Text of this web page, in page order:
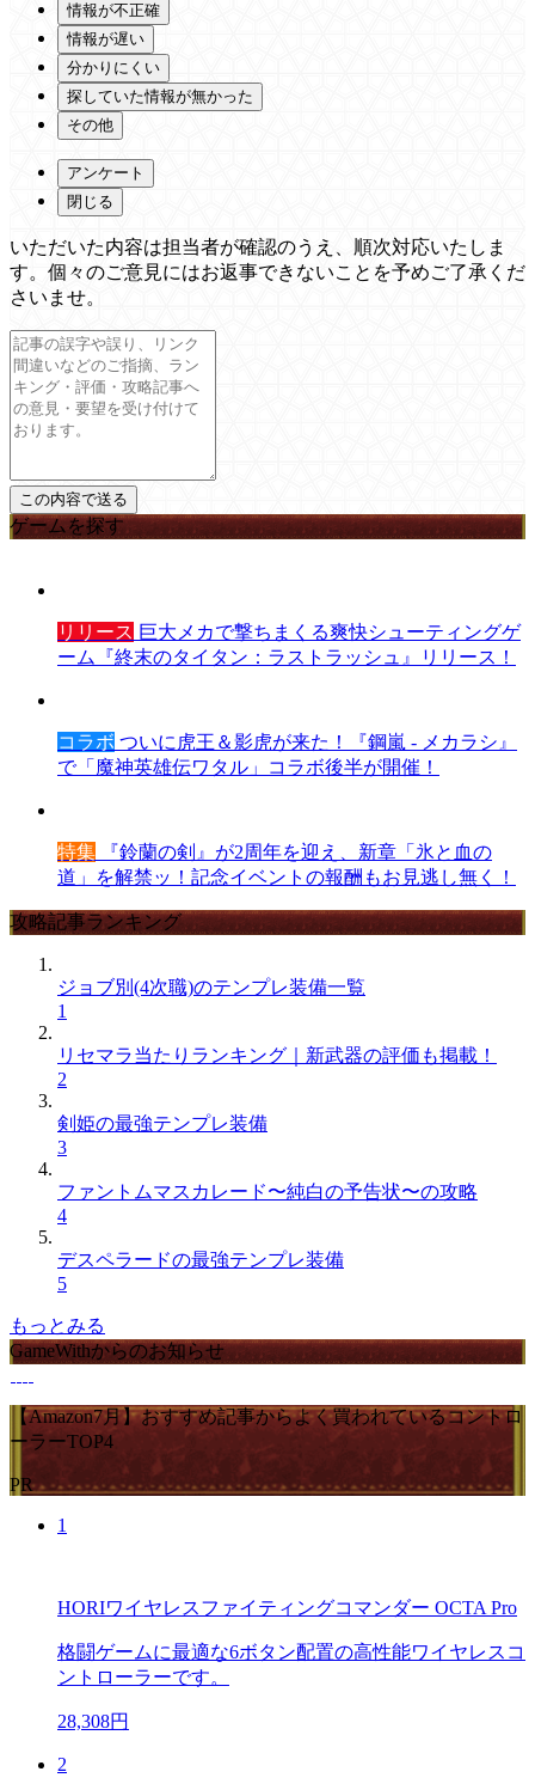
情報が不正確
情報が遅い
分かりにくい
探していた情報が無かった
その他
アンケート
閉じる
いただいた内容は担当者が確認のうえ、順次対応いたしま
す。個々のご意見にはお返事できないことを予めご了承くだ
さいませ。
ゲームを探す
リリース 巨大メカで撃ちまくる爽快シューティングゲ
ーム『終末のタイタン：ラストラッシュ』リリース！
コラボ ついに虎王＆影虎が来た！『鋼嵐 - メカラシ』
で「魔神英雄伝ワタル」コラボ後半が開催！
特集 『鈴蘭の剣』が2周年を迎え、新章「氷と血の
道」を解禁ッ！記念イベントの報酬もお見逃し無く！
攻略記事ランキング
ジョブ別(4次職)のテンプレ装備一覧
1
リセマラ当たりランキング｜新武器の評価も掲載！
2
剣姫の最強テンプレ装備
3
ファントムマスカレード〜純白の予告状〜の攻略
4
デスペラードの最強テンプレ装備
5
もっとみる
GameWithからのお知らせ
【Amazon7月】おすすめ記事からよく買われているコントロ
ーラーTOP4
PR
1
HORIワイヤレスファイティングコマンダー OCTA Pro
格闘ゲームに最適な6ボタン配置の高性能ワイヤレスコ
ントローラーです。
28,308円
2